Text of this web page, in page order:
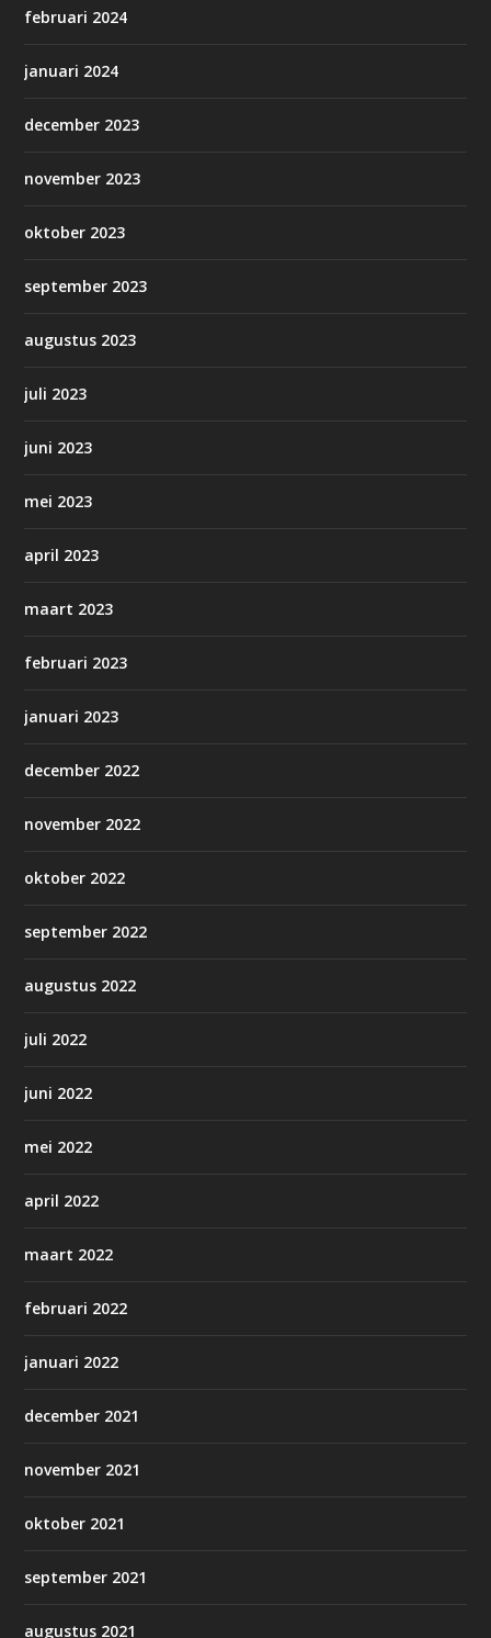
februari 2024
januari 2024
december 2023
november 2023
oktober 2023
september 2023
augustus 2023
juli 2023
juni 2023
mei 2023
april 2023
maart 2023
februari 2023
januari 2023
december 2022
november 2022
oktober 2022
september 2022
augustus 2022
juli 2022
juni 2022
mei 2022
april 2022
maart 2022
februari 2022
januari 2022
december 2021
november 2021
oktober 2021
september 2021
augustus 2021